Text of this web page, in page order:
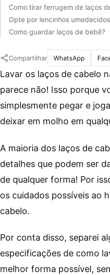
Como tirar ferrugem de laços
Opte por lencinhos umedecidos
Como guardar laços de bebê?
Compartilhar WhatsApp
Lavar os laços de cabelo
parece não! Isso porque
simplesmente pegar e
deixar em molho em
A maioria dos laços de
detalhes que podem ser
de qualquer forma! Por
os cuidados possíveis ao
cabelo.
Por conta disso, separei
especificações de como
melhor forma possível,